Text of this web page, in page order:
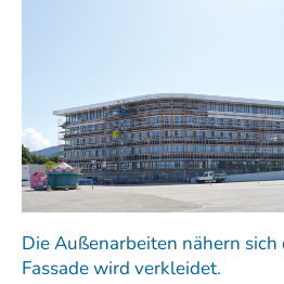
Die Außenarbeiten nähern
Fassade wird verkleidet.